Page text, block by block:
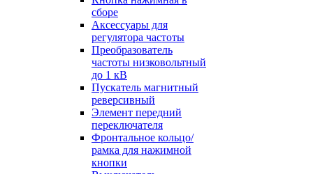
сборе
Аксессуары для
регулятора частоты
Преобразователь
частоты низковольтный
до 1 кВ
Пускатель магнитный
реверсивный
Элемент передний
переключателя
Фронтальное кольцо/
рамка для нажимной
кнопки